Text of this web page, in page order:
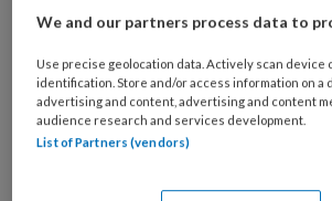
kern, die je moet bereiken om
suggereerde, een angststoornis
een rijtje symptomen? Waar zit
Ik kan Elses kritiek goed
werd, vooral door
We and our partners process data to
Use precise geolocation data. Actively scan
identification. Store and/or access information on a
advertising and content, advertising and content
audience research and services development.
List of Partners (vendors)